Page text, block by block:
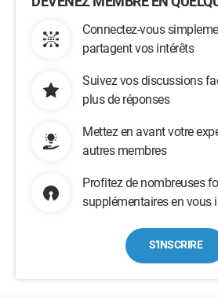
Connectez-vous
partagent vos intérêts
Suivez vos discussions
plus de réponses
Mettez en avant votre
autres membres
Profitez de nombreuses
supplémentaires en vous
S'INSCRIRE